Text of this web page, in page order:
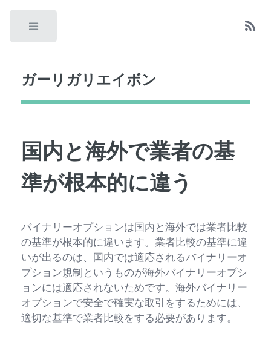
ガーリガリエイボン
国内と海外で業者の基
準が根本的に違う
バイナリーオプションは国内と海外では業者比較
の基準が根本的に違います。業者比較の基準に違
いが出るのは、国内では適応されるバイナリーオ
プション規制というものが海外バイナリーオプシ
ョンには適応されないためです。海外バイナリー
オプションで安全で確実な取引をするためには、
適切な基準で業者比較をする必要があります。